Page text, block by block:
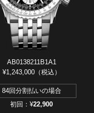
AB0138211B1A1
¥1,243,000（税込）
84回分割払いの場合
初回：¥22,900